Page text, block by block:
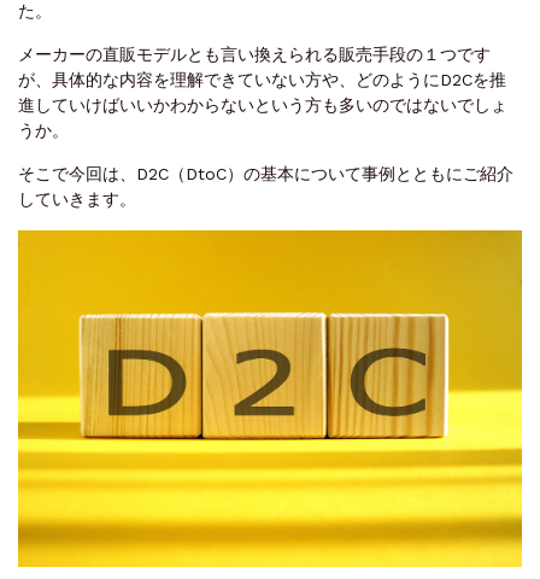
た。
メーカーの直販モデルとも言い換えられる販売手段の１つです
が、具体的な内容を理解できていない方や、どのようにD2Cを推
進していけばいいかわからないという方も多いのではないでしょ
うか。
そこで今回は、D2C（DtoC）の基本について事例とともにご紹介
していきます。